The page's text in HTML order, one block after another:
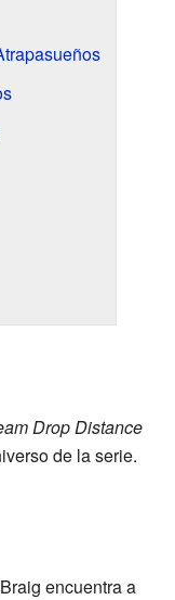
Drop Distance
de la serie.
encuentra a